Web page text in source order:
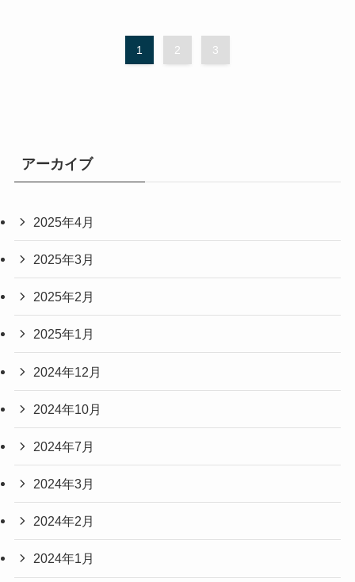
1 2 3
アーカイブ
2025年4月
2025年3月
2025年2月
2025年1月
2024年12月
2024年10月
2024年7月
2024年3月
2024年2月
2024年1月